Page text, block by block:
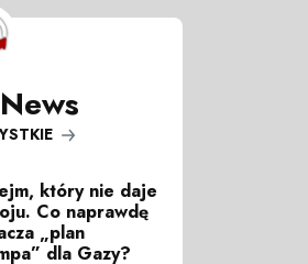
który nie daje
Co naprawdę
„plan
dla Gazy?